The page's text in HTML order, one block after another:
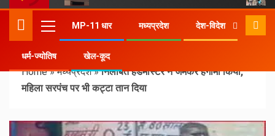
MP-11 धार मध्यप्रदेश देश-विदेश
धर्म-ज्योतिष खेल-कूद
Home»मध्यप्रदेश»निलंबित हेडमास्टर ने जमकर हंगामा किया,
महिला सरपंच पर भी कट्टा तान दिया